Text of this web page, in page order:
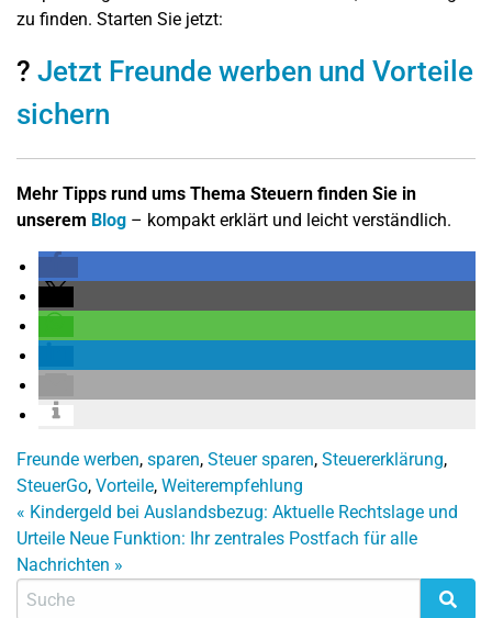
zu finden. Starten Sie jetzt:
? Jetzt Freunde werben und Vorteile
sichern
Mehr Tipps rund ums Thema Steuern finden Sie in
unserem Blog – kompakt erklärt und leicht verständlich.
Freunde werben, sparen, Steuer sparen, Steuererklärung,
SteuerGo, Vorteile, Weiterempfehlung
« Kindergeld bei Auslandsbezug: Aktuelle Rechtslage und
Urteile Neue Funktion: Ihr zentrales Postfach für alle
Nachrichten »